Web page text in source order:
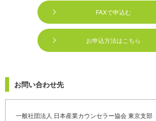
FAXで申込む
お申込方法はこちら
お問い合わせ先
一般社団法人 日本産業カウンセラー協会 東京支